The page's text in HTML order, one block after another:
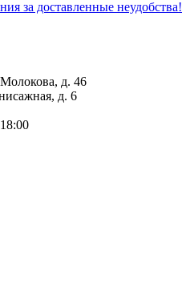
за доставленные неудобства!
д. 46
д. 6